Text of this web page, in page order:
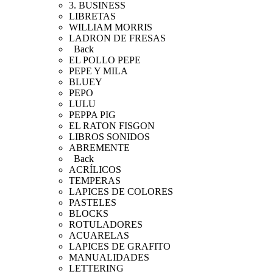
3. BUSINESS
LIBRETAS
WILLIAM MORRIS
LADRON DE FRESAS
Back
EL POLLO PEPE
PEPE Y MILA
BLUEY
PEPO
LULU
PEPPA PIG
EL RATON FISGON
LIBROS SONIDOS
ABREMENTE
Back
ACRÍLICOS
TEMPERAS
LAPICES DE COLORES
PASTELES
BLOCKS
ROTULADORES
ACUARELAS
LAPICES DE GRAFITO
MANUALIDADES
LETTERING